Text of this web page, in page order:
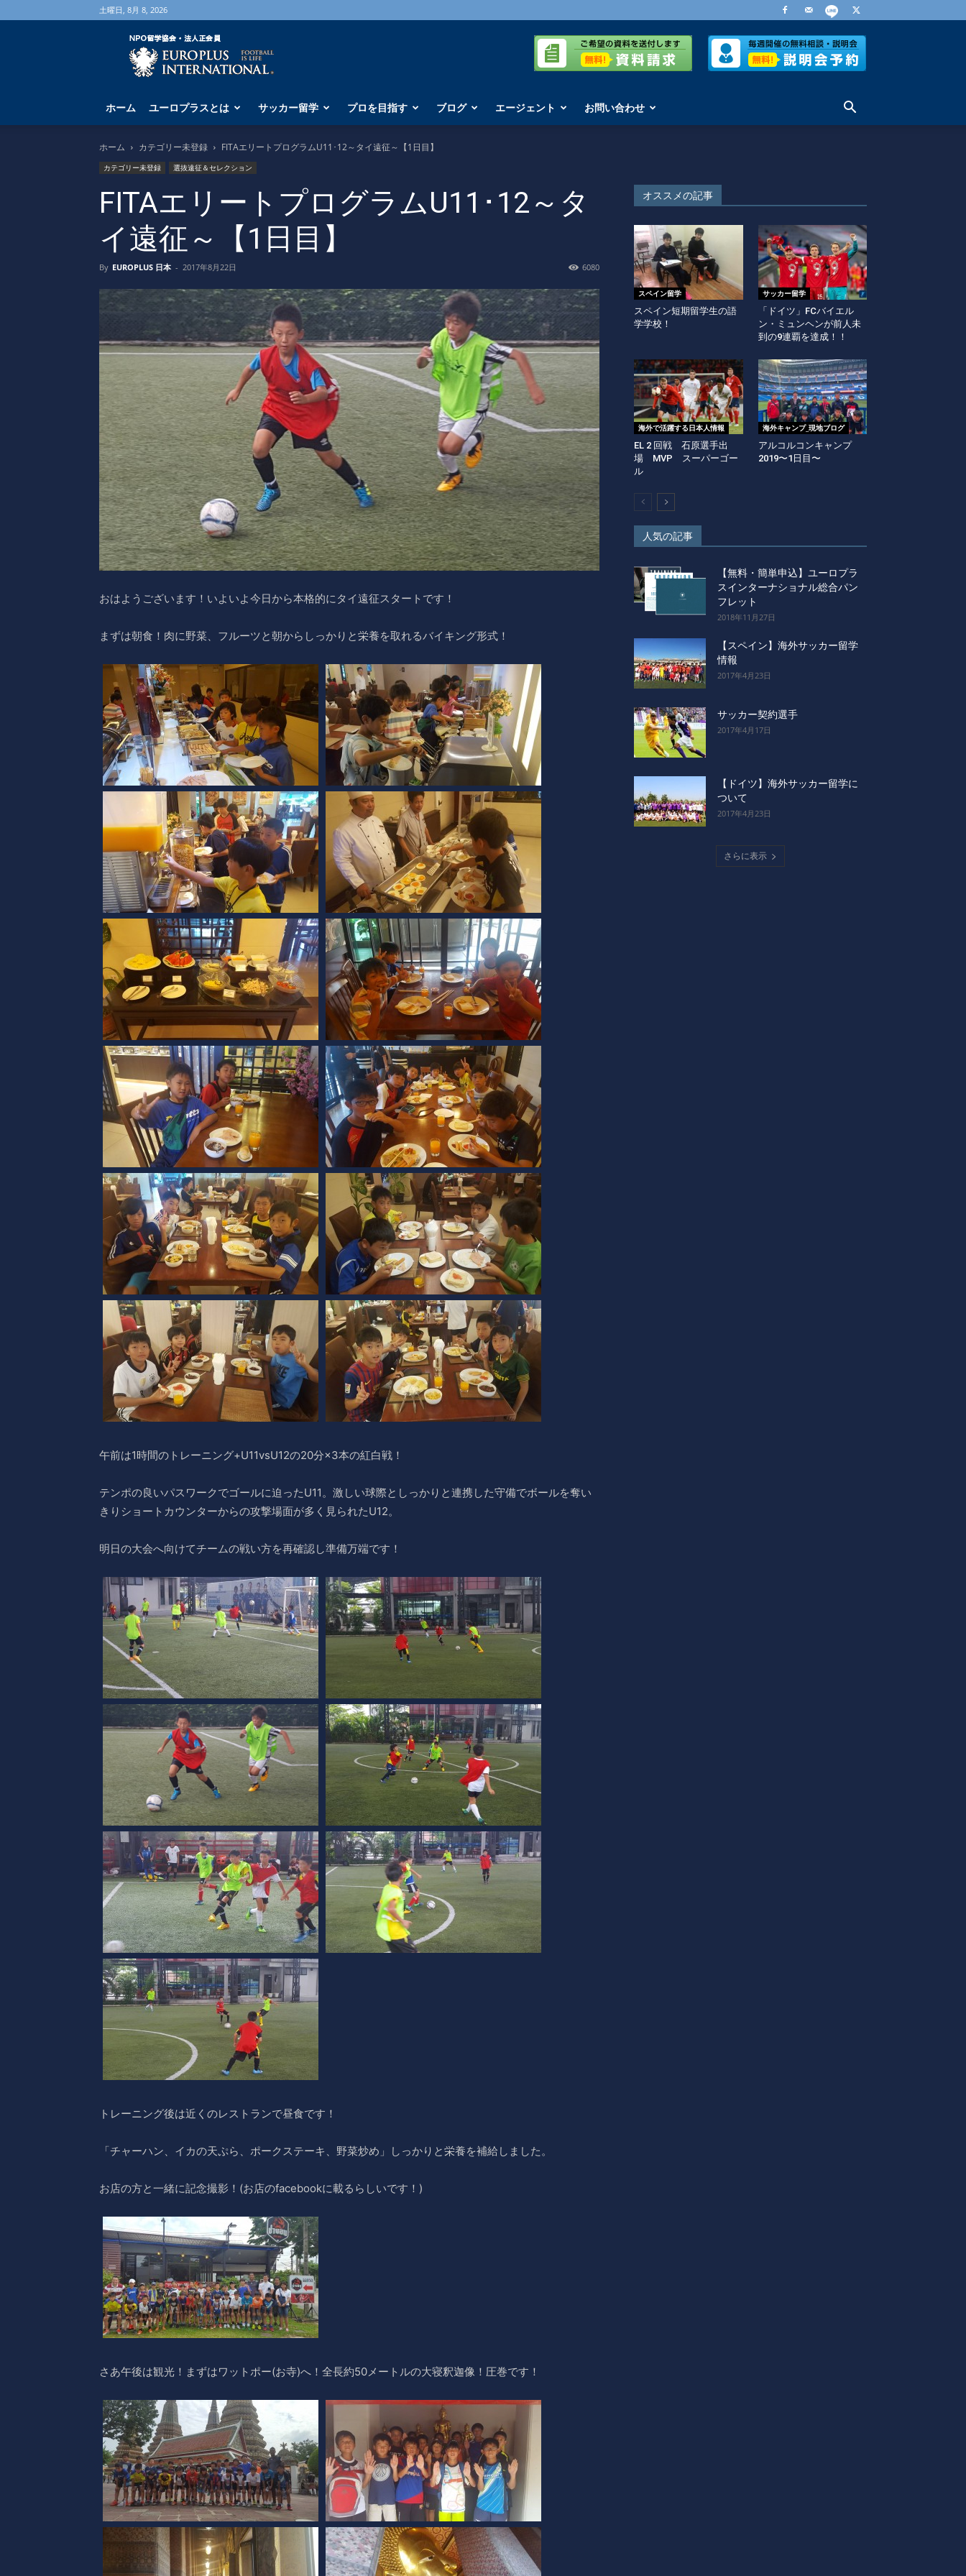
土曜日, 8月 8, 2026
海
外
サ
ー
学
な
ら
ユ
ー
ロ
プ
ス
ホーム ユーロプラスとは サッカー留学 プロを目指す ブログ エージェント お問い合わせ
ホーム カテゴリー未登録 FITAエリートプログラムU11･12～タイ遠征～【1日目】
カテゴリー未登録 選抜遠征＆セレクション
FITAエリートプログラムU11･12～タ
イ遠征～【1日目】
By EUROPLUS 日本 - 2017年8月22日 6080
おはようございます！いよいよ今日から本格的にタイ遠征スタートです！
まずは朝食！肉に野菜、フルーツと朝からしっかりと栄養を取れるバイキング形式！
午前は1時間のトレーニング+U11vsU12の20分×3本の紅白戦！
テンポの良いパスワークでゴールに迫ったU11。激しい球際としっかりと連携した守備でボールを奪い
きりショートカウンターからの攻撃場面が多く見られたU12。
明日の大会へ向けてチームの戦い方を再確認し準備万端です！
トレーニング後は近くのレストランで昼食です！
「チャーハン、イカの天ぷら、ポークステーキ、野菜炒め」しっかりと栄養を補給しました。
お店の方と一緒に記念撮影！(お店のfacebookに載るらしいです！)
さあ午後は観光！まずはワットポー(お寺)へ！全長約50メートルの大寝釈迦像！圧巻です！
オススメの記事
スペイン留学
スペイン短期留学生の語
学学校！
サッカー留学
「ドイツ」FCバイエル
ン・ミュンヘンが前人未
到の9連覇を達成！！
海外で活躍する日本人情報
EL 2 回戦 石原選手出
場 MVP スーパーゴー
ル
海外キャンプ_現地ブログ
アルコルコンキャンプ
2019〜1日目〜
人気の記事
【無料・簡単申込】ユーロプラ
スインターナショナル総合パン
フレット
2018年11月27日
【スペイン】海外サッカー留学
情報
2017年4月23日
サッカー契約選手
2017年4月17日
【ドイツ】海外サッカー留学に
ついて
2017年4月23日
さらに表示